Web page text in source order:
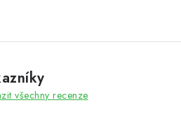
všechny recenze